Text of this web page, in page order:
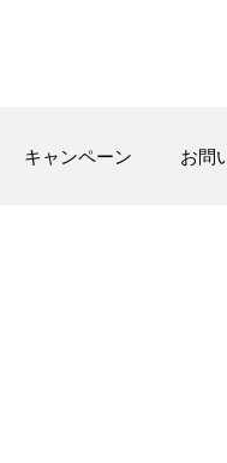
キャンペーン お問